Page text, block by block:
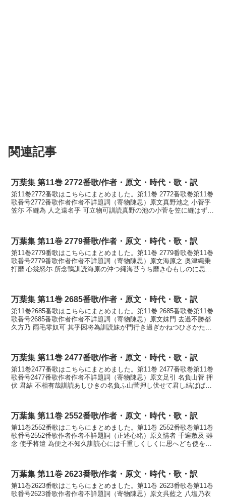
関連記事
万葉集 第11巻 2772番歌/作者・原文・時代・歌・訳
第11巻2772番歌はこちらにまとめました。第11巻 2772番歌巻第11巻
歌番号2772番歌作者作者不詳題詞（寄物陳思）原文真野池之 小菅乎
笠尓 不縫為 人之遠名乎 可立物可訓読真野の池の小菅を笠に縫はずし
万葉集 第11巻 2779番歌/作者・原文・時代・歌・訳
第11巻2779番歌はこちらにまとめました。第11巻 2779番歌巻第11巻
歌番号2779番歌作者作者不詳題詞（寄物陳思）原文海原之 奥津縄乗
打靡 心裳怒尓 所念鴨訓読海原の沖つ縄海苔うち靡き心もしのに思ほ
万葉集 第11巻 2685番歌/作者・原文・時代・歌・訳
第11巻2685番歌はこちらにまとめました。第11巻 2685番歌巻第11巻
歌番号2685番歌作者作者不詳題詞（寄物陳思）原文妹門 去過不勝都
久方乃 雨毛零奴可 其乎因将為訓読妹が門行き過ぎかねつひさかたの
万葉集 第11巻 2477番歌/作者・原文・時代・歌・訳
第11巻2477番歌はこちらにまとめました。第11巻 2477番歌巻第11巻
歌番号2477番歌作者作者不詳題詞（寄物陳思）原文足引 名負山菅 押
伏 君結 不相有哉訓読あしひきの名負ふ山菅押し伏せて君し結ばば逢
万葉集 第11巻 2552番歌/作者・原文・時代・歌・訳
第11巻2552番歌はこちらにまとめました。第11巻 2552番歌巻第11巻
歌番号2552番歌作者作者不詳題詞（正述心緒）原文情者 千遍敷及 雖
念 使乎将遣 為便之不知久訓読心には千重しくしくに思へども使を遣
万葉集 第11巻 2623番歌/作者・原文・時代・歌・訳
第11巻2623番歌はこちらにまとめました。第11巻 2623番歌巻第11巻
歌番号2623番歌作者作者不詳題詞（寄物陳思）原文呉藍之 八塩乃衣